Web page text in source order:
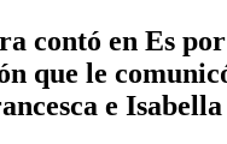
contó en Es
que le
e